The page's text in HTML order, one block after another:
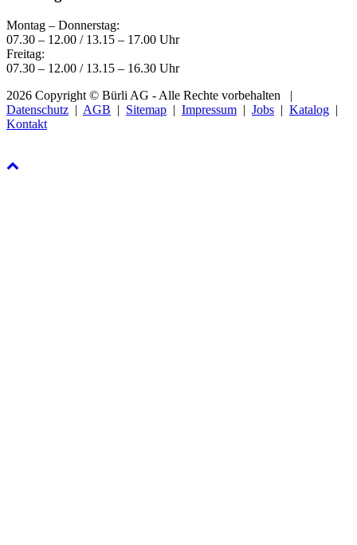
Montag – Donnerstag:
07.30 – 12.00 / 13.15 – 17.00 Uhr
Freitag:
07.30 – 12.00 / 13.15 – 16.30 Uhr
2026 Copyright © Bürli AG - Alle Rechte vorbehalten |
Datenschutz | AGB | Sitemap | Impressum | Jobs | Katalog |
Kontakt